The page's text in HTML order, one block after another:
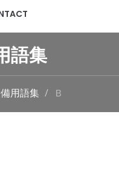
語集
用語集 Ｂ